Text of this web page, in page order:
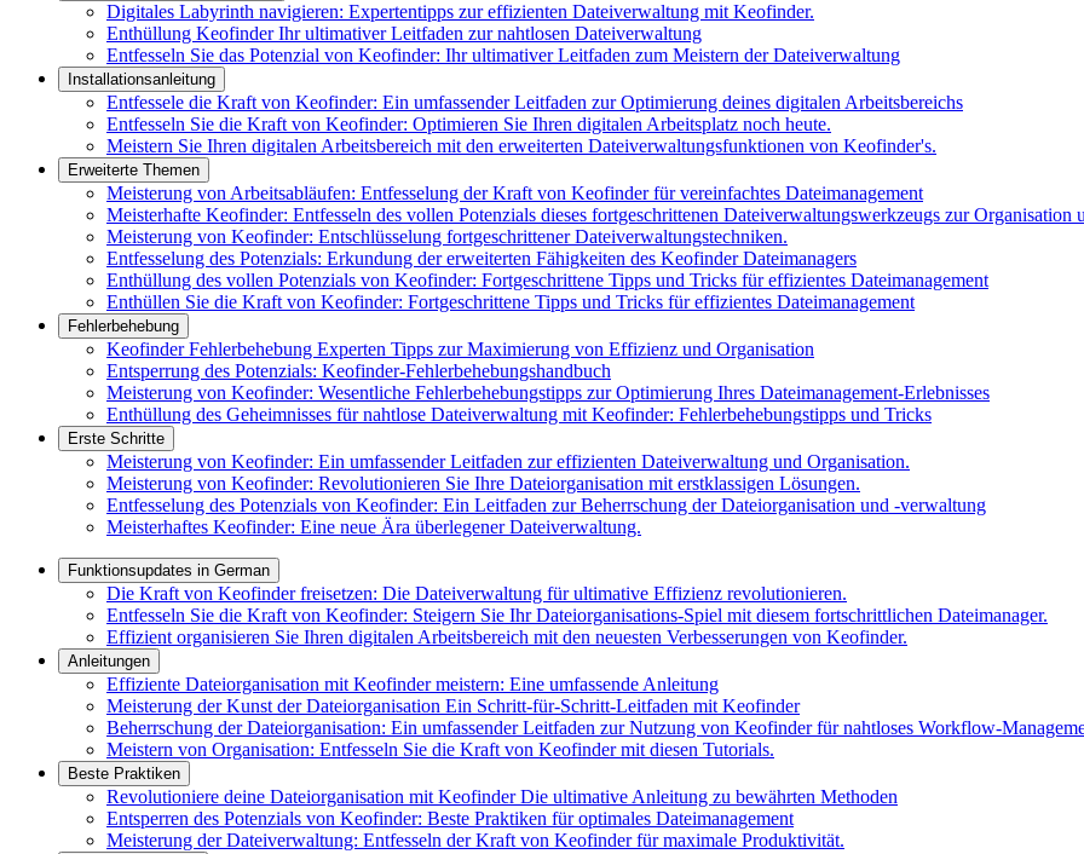
Digitales Labyrinth navigieren: Expertentipps zur effizienten Dateiverwaltung mit Keofinder.
Enthüllung Keofinder Ihr ultimativer Leitfaden zur nahtlosen Dateiverwaltung
Entfesseln Sie das Potenzial von Keofinder: Ihr ultimativer Leitfaden zum Meistern der Dateiverwaltung
Installationsanleitung
Entfessele die Kraft von Keofinder: Ein umfassender Leitfaden zur Optimierung deines digitalen Arbeitsbereichs
Entfesseln Sie die Kraft von Keofinder: Optimieren Sie Ihren digitalen Arbeitsplatz noch heute.
Meistern Sie Ihren digitalen Arbeitsbereich mit den erweiterten Dateiverwaltungsfunktionen von Keofinder's.
Erweiterte Themen
Meisterung von Arbeitsabläufen: Entfesselung der Kraft von Keofinder für vereinfachtes Dateimanagement
Meisterhafte Keofinder: Entfesseln des vollen Potenzials dieses fortgeschrittenen Dateiverwaltungswerkzeugs zur
Meisterung von Keofinder: Entschlüsselung fortgeschrittener Dateiverwaltungstechniken.
Entfesselung des Potenzials: Erkundung der erweiterten Fähigkeiten des Keofinder Dateimanagers
Enthüllung des vollen Potenzials von Keofinder: Fortgeschrittene Tipps und Tricks für effizientes Dateimanagement
Enthüllen Sie die Kraft von Keofinder: Fortgeschrittene Tipps und Tricks für effizientes Dateimanagement
Fehlerbehebung
Keofinder Fehlerbehebung Experten Tipps zur Maximierung von Effizienz und Organisation
Entsperrung des Potenzials: Keofinder-Fehlerbehebungshandbuch
Meisterung von Keofinder: Wesentliche Fehlerbehebungstipps zur Optimierung Ihres Dateimanagement-Erlebnisses
Enthüllung des Geheimnisses für nahtlose Dateiverwaltung mit Keofinder: Fehlerbehebungstipps und Tricks
Erste Schritte
Meisterung von Keofinder: Ein umfassender Leitfaden zur effizienten Dateiverwaltung und Organisation.
Meisterung von Keofinder: Revolutionieren Sie Ihre Dateiorganisation mit erstklassigen Lösungen.
Entfesselung des Potenzials von Keofinder: Ein Leitfaden zur Beherrschung der Dateiorganisation und -verwaltung
Meisterhaftes Keofinder: Eine neue Ära überlegener Dateiverwaltung.
Funktionsupdates in German
Die Kraft von Keofinder freisetzen: Die Dateiverwaltung für ultimative Effizienz revolutionieren.
Entfesseln Sie die Kraft von Keofinder: Steigern Sie Ihr Dateiorganisations-Spiel mit diesem fortschrittlichen Dateimanager.
Effizient organisieren Sie Ihren digitalen Arbeitsbereich mit den neuesten Verbesserungen von Keofinder.
Anleitungen
Effiziente Dateiorganisation mit Keofinder meistern: Eine umfassende Anleitung
Meisterung der Kunst der Dateiorganisation Ein Schritt-für-Schritt-Leitfaden mit Keofinder
Beherrschung der Dateiorganisation: Ein umfassender Leitfaden zur Nutzung von Keofinder für nahtloses Workflow-
Meistern von Organisation: Entfesseln Sie die Kraft von Keofinder mit diesen Tutorials.
Beste Praktiken
Revolutioniere deine Dateiorganisation mit Keofinder Die ultimative Anleitung zu bewährten Methoden
Entsperren des Potenzials von Keofinder: Beste Praktiken für optimales Dateimanagement
Meisterung der Dateiverwaltung: Entfesseln der Kraft von Keofinder für maximale Produktivität.